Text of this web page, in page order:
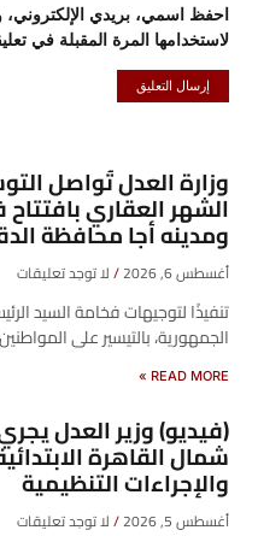
احفظ اسمي، بريدي الإلكتروني،
لاستخدامها المرة المقبلة في
وزارة العدل تُواصل
الشهر العقاري
ومدينه أجا محافظة
أغسطس 6, 2026 لا توجد تعليقات
تنفيذًا لتوجيهات فخامة السيد
الجمهورية، بالتيسير على
READ MORE »
(فيديو) وزير العدل
شمال القاهرة
والإجراءات التنظيمية
أغسطس 5, 2026 لا توجد تعليقات